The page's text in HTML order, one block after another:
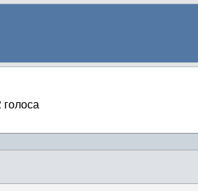
голоса